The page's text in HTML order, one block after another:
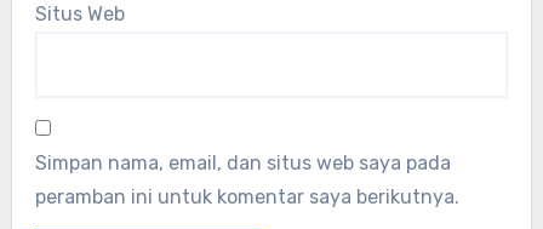
Situs Web
Simpan nama, email, dan situs web saya pada
peramban ini untuk komentar saya berikutnya.